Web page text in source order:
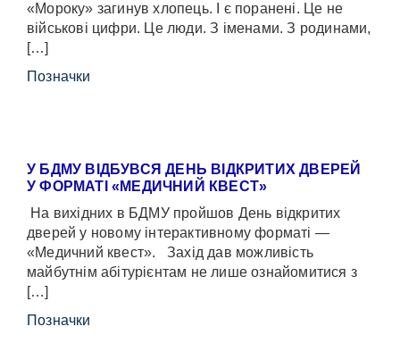
«Мороку» загинув хлопець. І є поранені. Це не
військові цифри. Це люди. З іменами. З родинами,
[…]
Позначки
У БДМУ ВІДБУВСЯ ДЕНЬ ВІДКРИТИХ ДВЕРЕЙ
У ФОРМАТІ «МЕДИЧНИЙ КВЕСТ»
На вихідних в БДМУ пройшов День відкритих
дверей у новому інтерактивному форматі —
«Медичний квест». Захід дав можливість
майбутнім абітурієнтам не лише ознайомитися з
[…]
Позначки